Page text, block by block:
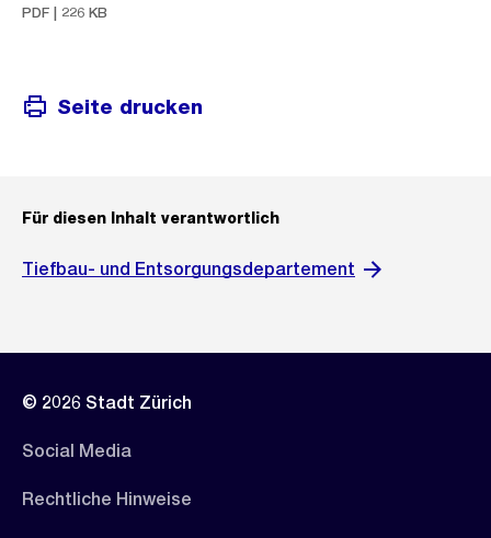
PDF | 226 KB
Seite drucken
Für diesen Inhalt verantwortlich
Tiefbau- und Entsorgungsdepartement
© 2026 Stadt Zürich
Social Media
Rechtliche Hinweise